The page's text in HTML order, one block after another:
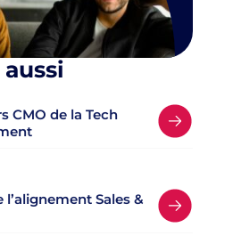
CMO de la Tech
l’alignement Sales &